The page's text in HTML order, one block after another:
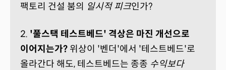
팩토리 건설 붐의 일시적 피크인가?
2. '풀스택 테스트베드' 격상은 마진 개선으로
이어지는가? 위상이 '벤더'에서 '테스트베드'로
올라간다 해도, 테스트베드는 종종 수익보다